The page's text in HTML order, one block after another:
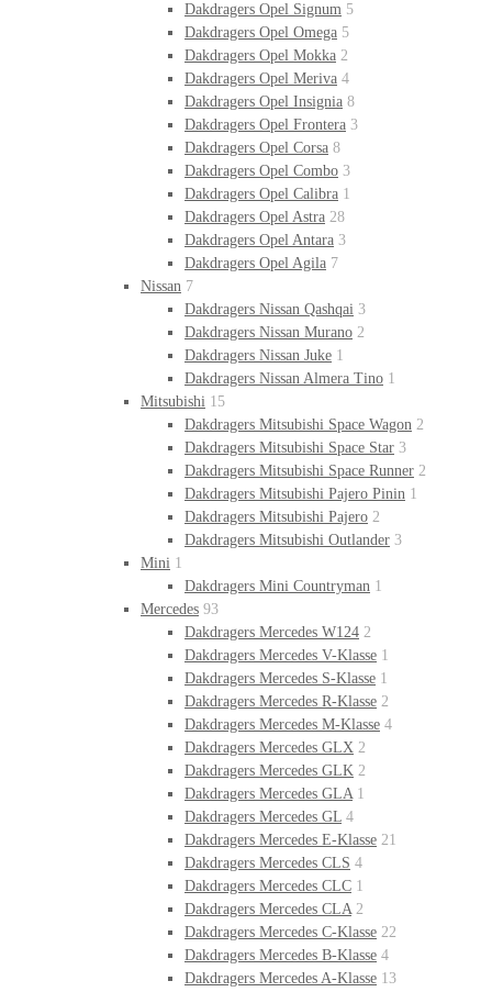
Dakdragers Opel Signum 5
Dakdragers Opel Omega 5
Dakdragers Opel Mokka 2
Dakdragers Opel Meriva 4
Dakdragers Opel Insignia 8
Dakdragers Opel Frontera 3
Dakdragers Opel Corsa 8
Dakdragers Opel Combo 3
Dakdragers Opel Calibra 1
Dakdragers Opel Astra 28
Dakdragers Opel Antara 3
Dakdragers Opel Agila 7
Nissan 7
Dakdragers Nissan Qashqai 3
Dakdragers Nissan Murano 2
Dakdragers Nissan Juke 1
Dakdragers Nissan Almera Tino 1
Mitsubishi 15
Dakdragers Mitsubishi Space Wagon 2
Dakdragers Mitsubishi Space Star 3
Dakdragers Mitsubishi Space Runner 2
Dakdragers Mitsubishi Pajero Pinin 1
Dakdragers Mitsubishi Pajero 2
Dakdragers Mitsubishi Outlander 3
Mini 1
Dakdragers Mini Countryman 1
Mercedes 93
Dakdragers Mercedes W124 2
Dakdragers Mercedes V-Klasse 1
Dakdragers Mercedes S-Klasse 1
Dakdragers Mercedes R-Klasse 2
Dakdragers Mercedes M-Klasse 4
Dakdragers Mercedes GLX 2
Dakdragers Mercedes GLK 2
Dakdragers Mercedes GLA 1
Dakdragers Mercedes GL 4
Dakdragers Mercedes E-Klasse 21
Dakdragers Mercedes CLS 4
Dakdragers Mercedes CLC 1
Dakdragers Mercedes CLA 2
Dakdragers Mercedes C-Klasse 22
Dakdragers Mercedes B-Klasse 4
Dakdragers Mercedes A-Klasse 13